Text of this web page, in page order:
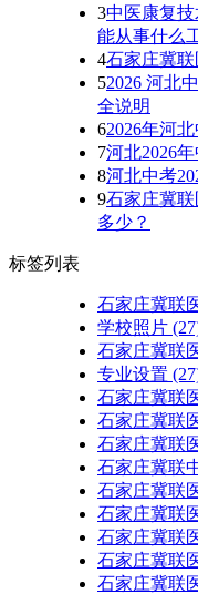
3中医康复
能从事什么
4石家庄冀
52026 河北
全说明
62026年河
7河北2026
8河北中考
9石家庄冀
多少？
标签列表
石家庄冀联
学校照片
石家庄冀联
专业设置
石家庄冀联
石家庄冀联
石家庄冀联
石家庄冀联
石家庄冀联
石家庄冀联
石家庄冀联
石家庄冀联
石家庄冀联